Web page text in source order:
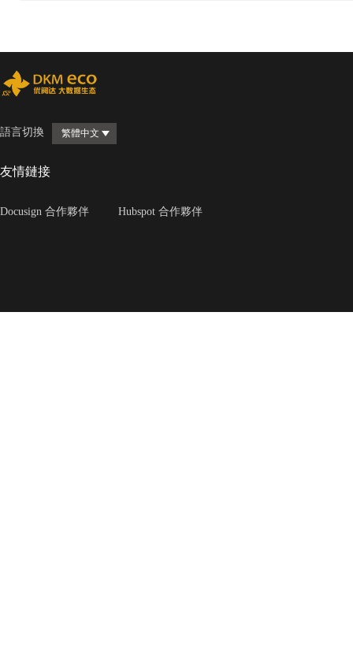
語言切換 繁體中文
友情鏈接
Docusign 合作夥伴 Hubspot 合作夥伴